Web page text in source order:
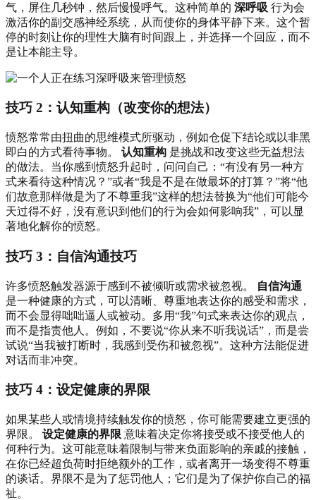
气，屏住几秒钟，然后慢慢呼气。这种简单的 深呼吸 行为会
激活你的副交感神经系统，从而使你的身体平静下来。这个暂
停的时刻让你的理性大脑有时间跟上，并选择一个回应，而不
是让本能主导。
技巧 2：认知重构（改变你的想法）
愤怒常常由扭曲的思维模式所驱动，例如仓促下结论或以非黑
即白的方式看待事物。 认知重构 是挑战和改变这些无益想法
的做法。当你感到愤怒升起时，问问自己：“有没有另一种方
式来看待这种情况？”或者“我是不是在做最坏的打算？”将“他
们故意那样做是为了不尊重我”这样的想法替换为“他们可能今
天过得不好，没有意识到他们的行为会如何影响我”，可以显
著地化解你的愤怒。
技巧 3：自信沟通技巧
许多愤怒触发器源于感到不被倾听或需求被忽视。
自信沟通
是一种健康的方式，可以清晰、尊重地表达你的感受和需求，
而不会显得咄咄逼人或被动。多用“我”句式来表达你的观点，
而不是指责他人。例如，不要说“你从来不听我说话”，而是尝
试说“当我被打断时，我感到受伤和被忽视”。这种方法能促进
对话而非冲突。
技巧 4：设定健康的界限
如果某些人或情境持续触发你的愤怒，你可能需要建立更强的
界限。 设定健康的界限 意味着决定你将接受或不接受他人的
何种行为。这可能意味着限制与带来负面影响的亲戚的接触，
在你已经超负荷时拒绝额外的工作，或者离开一场变得不尊重
的谈话。界限不是为了惩罚他人；它们是为了保护你自己的福
祉。